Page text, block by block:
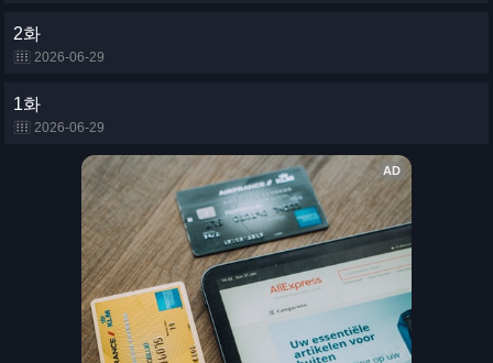
2화
2026-06-29
1화
2026-06-29